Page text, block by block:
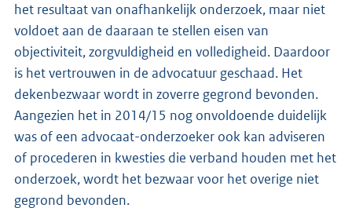
het resultaat van onafhankelijk onderzoek, maar niet
voldoet aan de daaraan te stellen eisen van
objectiviteit, zorgvuldigheid en volledigheid. Daardoor
is het vertrouwen in de advocatuur geschaad. Het
dekenbezwaar wordt in zoverre gegrond bevonden.
Aangezien het in 2014/15 nog onvoldoende duidelijk
was of een advocaat-onderzoeker ook kan adviseren
of procederen in kwesties die verband houden met het
onderzoek, wordt het bezwaar voor het overige niet
gegrond bevonden.